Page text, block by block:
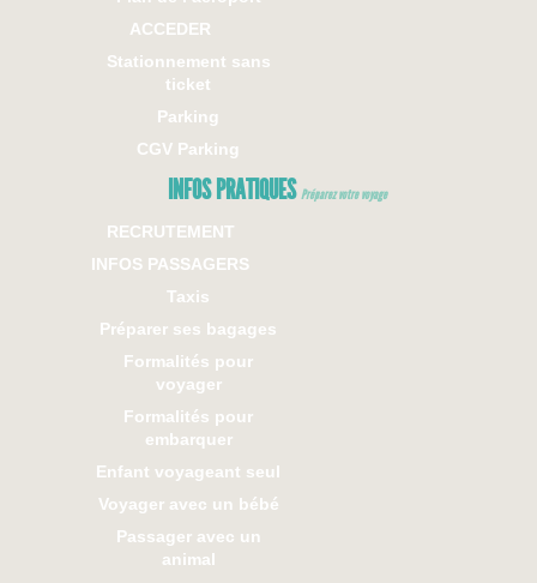
ACCEDER
Stationnement sans
ticket
Parking
CGV Parking
INFOS PRATIQUES Préparez votre voyage
RECRUTEMENT
INFOS PASSAGERS
Taxis
Préparer ses bagages
Formalités pour
voyager
Formalités pour
embarquer
Enfant voyageant seul
Voyager avec un bébé
Passager avec un
animal